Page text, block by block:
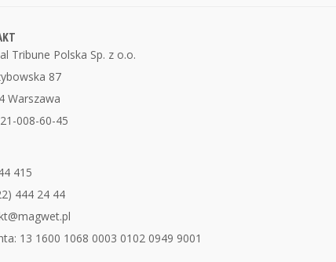
Tribune Polska Sp. z o.o.
87
Warszawa
008-60-45
415
444 24 44
13 1600 1068 0003 0102 0949 9001